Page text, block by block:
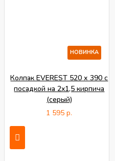
НОВИНКА
Колпак EVEREST 520 х 390 с
посадкой на 2x1,5 кирпича
(серый)
1 595 р.